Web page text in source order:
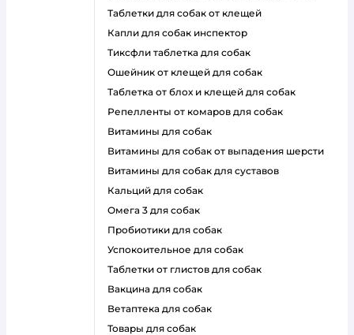
таблетки для собак от клещей
капли для собак инспектор
тиксфли таблетка для собак
ошейник от клещей для собак
таблетка от блох и клещей для собак
репелленты от комаров для собак
витамины для собак
витамины для собак от выпадения шерсти
витамины для собак для суставов
кальций для собак
омега 3 для собак
пробиотики для собак
успокоительное для собак
таблетки от глистов для собак
вакцина для собак
ветаптека для собак
товары для собак